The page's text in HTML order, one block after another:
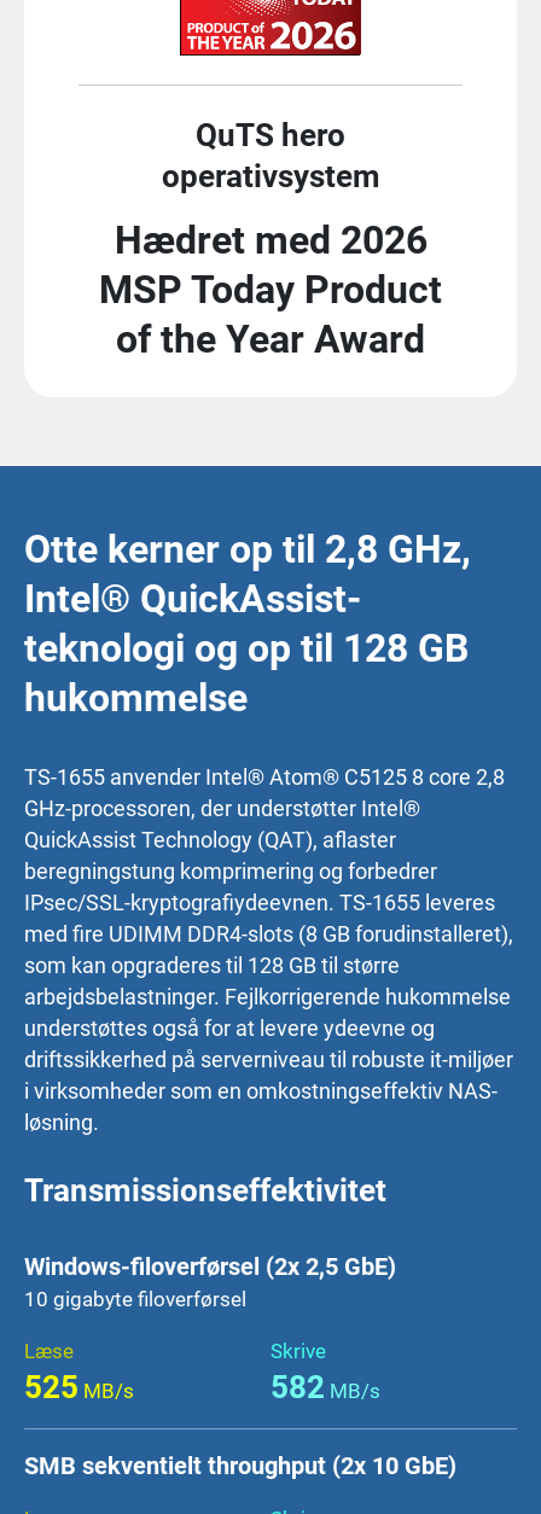
QuTS hero
operativsystem
Hædret med 2026
MSP Today Product
of the Year Award
Otte kerner op til 2,8 GHz,
Intel® QuickAssist-
teknologi og op til 128 GB
hukommelse
TS-1655 anvender Intel® Atom® C5125 8 core 2,8
GHz-processoren, der understøtter Intel®
QuickAssist Technology (QAT), aflaster
beregningstung komprimering og forbedrer
IPsec/SSL-kryptografiydeevnen. TS-1655 leveres
med fire UDIMM DDR4-slots (8 GB forudinstalleret),
som kan opgraderes til 128 GB til større
arbejdsbelastninger. Fejlkorrigerende hukommelse
understøttes også for at levere ydeevne og
driftssikkerhed på serverniveau til robuste it-miljøer
i virksomheder som en omkostningseffektiv NAS-
løsning.
Transmissionseffektivitet
Windows-filoverførsel (2x 2,5 GbE)
10 gigabyte filoverførsel
Læse
525 MB/s
Skrive
582 MB/s
SMB sekventielt throughput (2x 10 GbE)